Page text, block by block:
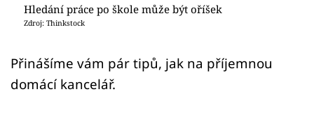
Sledujte nás
Hledání práce po škole může být oříšek
Zdroj: Thinkstock
Přinášíme vám pár tipů, jak na příjemnou
domácí kancelář.